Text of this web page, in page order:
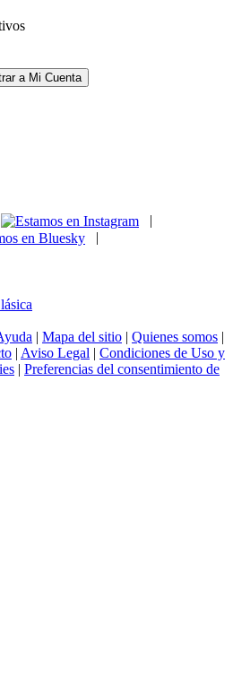
a Mi Cuenta
|
|
| Mapa del sitio | Quienes somos |
| Aviso Legal | Condiciones de Uso y
| Preferencias del consentimiento de